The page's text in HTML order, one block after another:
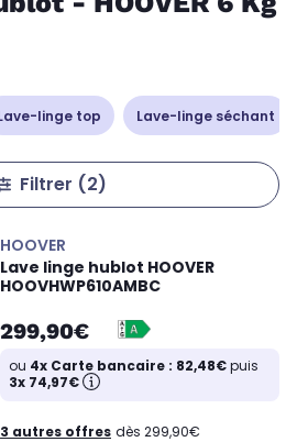
linge top Lave-linge séchant
Filtrer (2)
HOOVER
Lave linge hublot HOOVER
HOOVHWP610AMBC
299,90€
ou 4x Carte bancaire : 82,48€puis
3x 74,97€
3 autres offres dès 299,90€